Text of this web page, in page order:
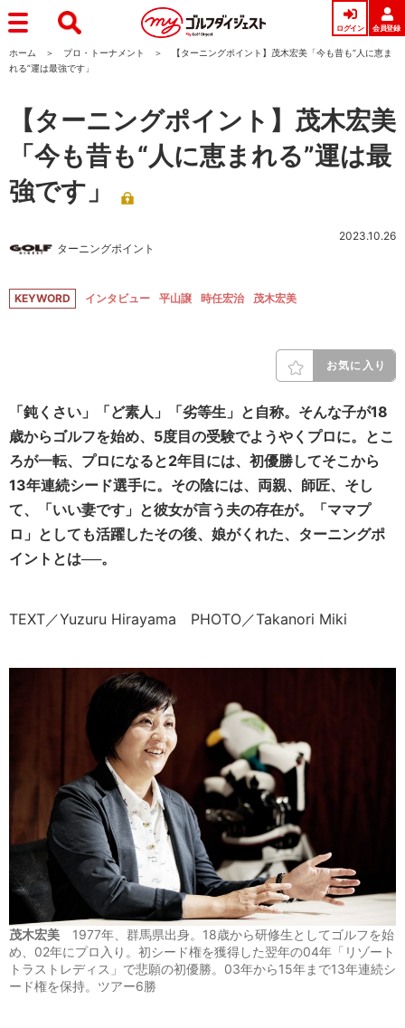
ログイン 会員登録
ホーム プロ・トーナメント
【ターニングポイント】茂木宏美「今も昔も“人に恵ま
れる”運は最強です」
【ターニングポイント】茂木宏美
「今も昔も“人に恵まれる”運は最
強です」
ターニングポイント
2023.10.26
KEYWORD インタビュー 平山譲 時任宏治 茂木宏美
お気に入り
「鈍くさい」「ど素人」「劣等生」と自称。そんな子が18
歳からゴルフを始め、5度目の受験でようやくプロに。とこ
ろが一転、プロになると2年目には、初優勝してそこから
13年連続シード選手に。その陰には、両親、師匠、そし
て、「いい妻です」と彼女が言う夫の存在が。「ママプ
ロ」としても活躍したその後、娘がくれた、ターニングポ
イントとは──。
TEXT／Yuzuru Hirayama PHOTO／Takanori Miki
茂木宏美 1977年、群馬県出身。18歳から研修生としてゴルフを始
め、02年にプロ入り。初シード権を獲得した翌年の04年「リゾート
トラストレディス」で悲願の初優勝。03年から15年まで13年連続シ
ード権を保持。ツアー6勝